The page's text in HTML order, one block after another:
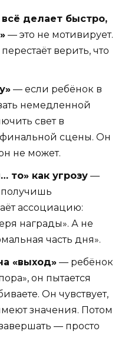
делает быстро,
— это не мотивирует.
верить, что
— если ребёнок в
немедленной
свет в
сцены. Он
не может.
то» как угрозу —
получишь
ассоциацию:
награды». А не
часть дня».
«выход» — ребёнок
он пытается
Он чувствует,
значения. Потом
— просто